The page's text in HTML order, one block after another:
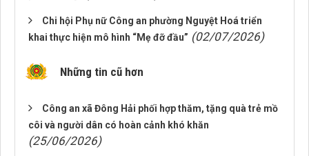
Chi hội Phụ nữ Công an phường Nguyệt Hoá triển
khai thực hiện mô hình “Mẹ đỡ đầu” (02/07/2026)
Những tin cũ hơn
Công an xã Đông Hải phối hợp thăm, tặng quà trẻ mồ
côi và người dân có hoàn cảnh khó khăn
(25/06/2026)